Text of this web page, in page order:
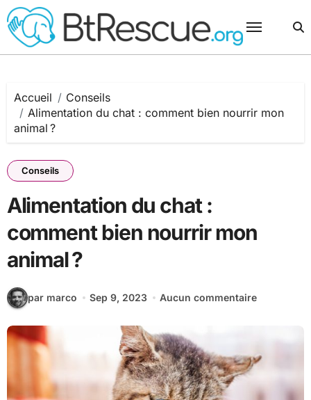
Passer
au
contenu
Accueil
Conseils
Alimentation du chat : comment bien nourrir mon
animal ?
Conseils
Alimentation du chat :
comment bien nourrir mon
animal ?
par marco Sep 9, 2023 Aucun commentaire